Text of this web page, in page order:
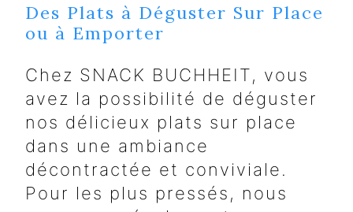
Des Plats à Déguster Sur Place
ou à Emporter
Chez SNACK BUCHHEIT, vous
avez la possibilité de déguster
nos délicieux plats sur place
dans une ambiance
décontractée et conviviale.
Pour les plus pressés, nous